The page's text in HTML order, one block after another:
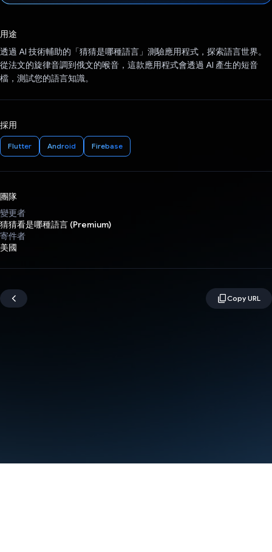
用途
透過 AI 技術輔助的「猜猜是哪種語言」測驗應用程式，探索語言世界。
從法文的旋律音調到俄文的喉音，這款應用程式會透過 AI 產生的短音
檔，測試您的語言知識。
採用
Flutter Android Firebase
團隊
變更者
猜猜看是哪種語言 (Premium)
寄件者
美國